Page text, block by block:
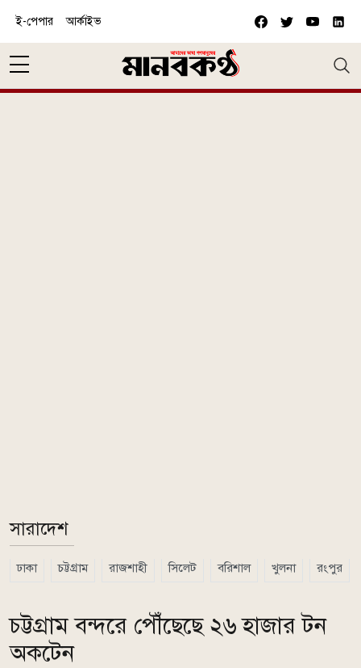
ই-পেপার আর্কাইভ
সারাদেশ
ঢাকা চট্টগ্রাম রাজশাহী সিলেট বরিশাল খুলনা রংপুর
চট্টগ্রাম বন্দরে পৌঁছেছে ২৬ হাজার টন
অকটেন